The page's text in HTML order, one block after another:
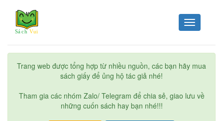
Toggle
navigation
Trang web được tổng hợp từ nhiều nguồn, các bạn hãy mua
sách giấy để ủng hộ tác giả nhé!
Tham gia các nhóm Zalo/ Telegram để chia sẻ, giao lưu về
những cuốn sách hay bạn nhé!!!